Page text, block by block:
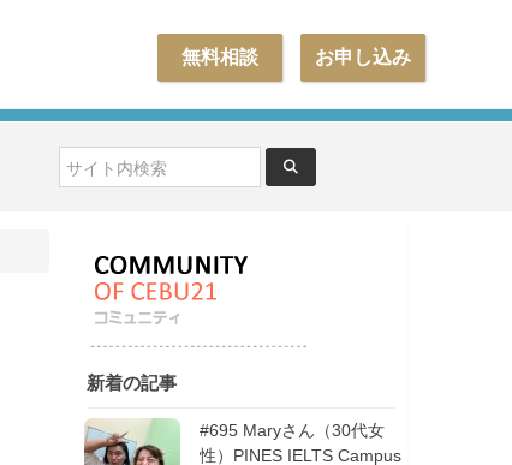
お申し込み
無料相談
新着の記事
#695 Maryさん（30代女
性）PINES IELTS Campus